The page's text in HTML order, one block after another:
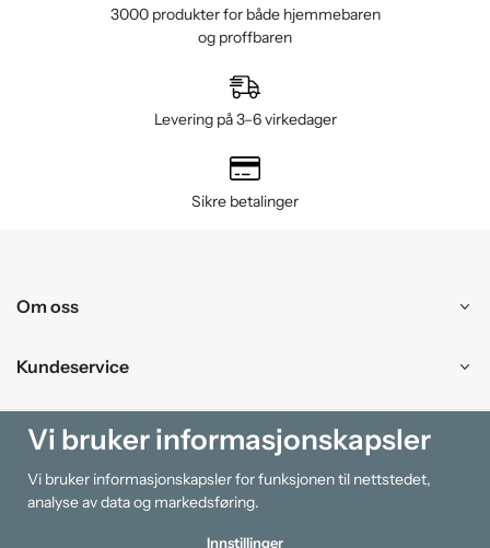
3000 produkter for både hjemmebaren
og proffbaren
Levering på 3–6 virkedager
Sikre betalinger
Om oss
Kundeservice
Kjøpesenter
Information
Vi bruker informasjonskapsler
Vi bruker informasjonskapsler for funksjonen til nettstedet,
analyse av data og markedsføring.
Innstillinger